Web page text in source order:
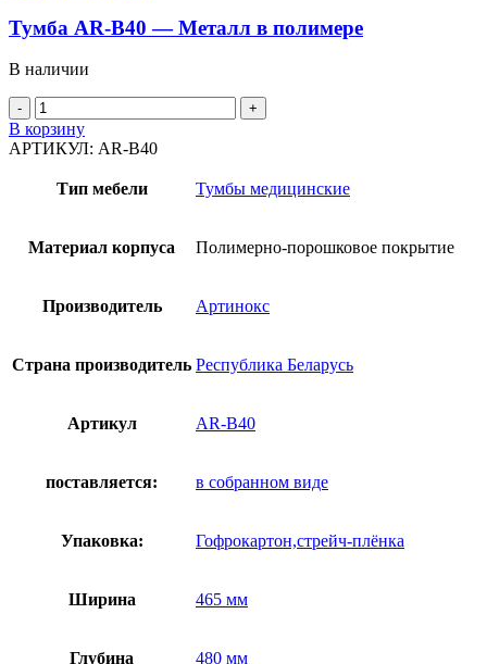
Тумба AR-B40 — Металл в полимере
В наличии
Количество
товара
Тумба
B40
в
полимере
В корзину
АРТИКУЛ: AR-B40
Тип мебели Тумбы медицинские
Материал корпуса Полимерно-порошковое покрытие
Производитель Артинокс
Страна производитель Республика Беларусь
Артикул AR-B40
поставляется: в собранном виде
Упаковка: Гофрокартон,стрейч-плёнка
Ширина 465 мм
Глубина 480 мм